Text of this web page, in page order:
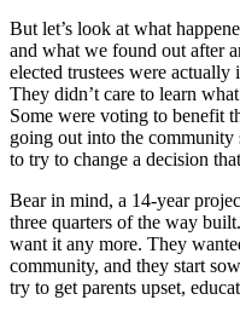
But let’s look at what
and what we found out after
elected trustees were
They didn’t care to learn
Some were voting to benefit
going out into the
to try to change a decision
Bear in mind, a 14-year
three quarters of the way
want it any more. They
community, and they start
try to get parents upset,